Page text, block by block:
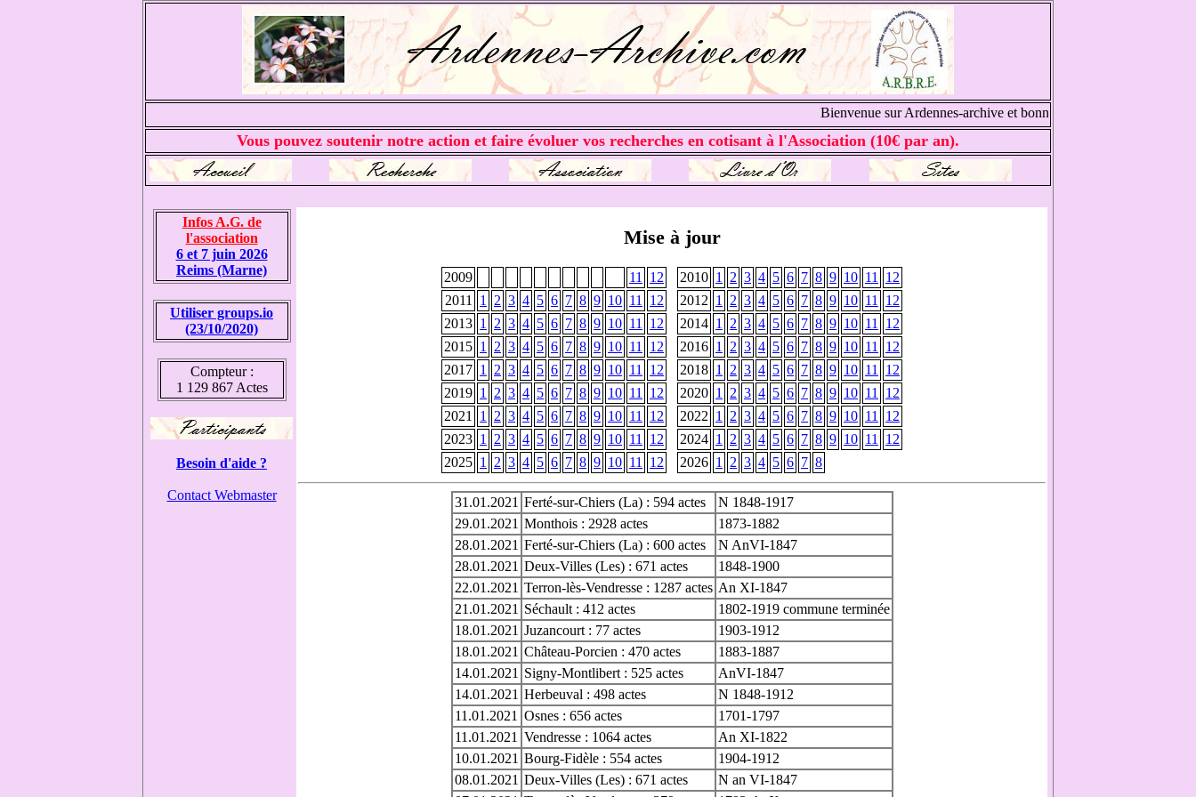
Bienvenue sur Ardennes-archive et bonnes recherches
Vous pouvez soutenir notre action et faire évoluer vos recherches en cotisant à l'Association (10€ par an).
Infos A.G. de
l'association
6 et 7 juin 2026
Reims (Marne)
Utiliser groups.io
(23/10/2020)
Compteur :
1 129 867 Actes
Besoin d'aide ?
Contact Webmaster
Mise à jour
2009 11 12 2010 1 2 3 4 5 6 7 8 9 10 11
12
2011
1 2 3 4 5 6 7 8 9 10 11 12 2012 1 2 3 4 5 6 7 8 9 10 11
12
2013 1 2 3 4 5 6 7 8 9 10 11 12 2014 1 2 3 4 5 6 7 8 9 10 11
12
2015 1 2 3 4 5 6 7 8 9 10 11 12 2016 1 2 3 4 5 6 7 8 9 10 11
12
2017 1 2 3 4 5 6 7 8 9 10 11 12 2018 1 2 3 4 5 6 7 8 9 10 11
12
2019 1 2 3 4 5 6 7 8 9 10 11 12 2020 1 2 3 4 5 6 7 8 9 10 11
12
2021
1 2 3 4 5 6 7 8 9 10 11 12 2022 1 2 3 4 5 6 7 8 9 10 11
12
2023 1 2 3 4 5 6 7 8 9 10 11 12 2024 1 2 3 4 5 6 7 8 9 10 11
12
2025 1 2 3 4 5 6 7 8 9 10 11 12 2026 1 2 3 4 5 6 7 8
31.01.2021 Ferté-sur-Chiers (La) : 594 actes
N 1848-1917
29.01.2021 Monthois : 2928 actes
1873-1882
28.01.2021 Ferté-sur-Chiers (La) : 600 actes
N AnVI-1847
28.01.2021 Deux-Villes (Les) : 671 actes
1848-1900
22.01.2021 Terron-lès-Vendresse : 1287 actes An XI-1847
21.01.2021 Séchault : 412 actes
1802-1919 commune terminée
18.01.2021 Juzancourt : 77 actes
1903-1912
18.01.2021 Château-Porcien : 470 actes
1883-1887
14.01.2021 Signy-Montlibert : 525 actes
AnVI-1847
14.01.2021 Herbeuval : 498 actes
N 1848-1912
11.01.2021 Osnes : 656 actes
1701-1797
11.01.2021 Vendresse : 1064 actes
An XI-1822
10.01.2021 Bourg-Fidèle : 554 actes
1904-1912
08.01.2021 Deux-Villes (Les) : 671 actes
N an VI-1847